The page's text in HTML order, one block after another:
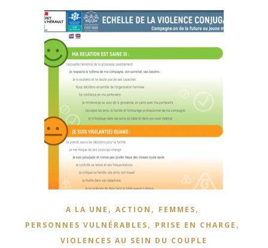
A LA UNE , ACTION , FEMMES,
PERSONNES VULNÉRABLES, PRISE EN CHARGE ,
VIOLENCES AU SEIN DU COUPLE